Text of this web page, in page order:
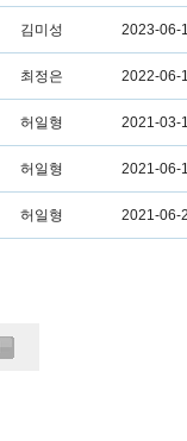
김미성 2023-06-
최정은 2022-06-
허일형 2021-03-
허일형 2021-06-
허일형 2021-06-